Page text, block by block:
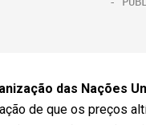
das Nações
de que os preços